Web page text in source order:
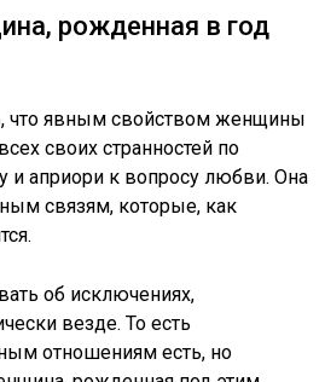
рожденная в год
что явным свойством женщины
своих странностей по
и априори к вопросу любви. Она
связям, которые, как
об исключениях,
везде. То есть
отношениям есть, но